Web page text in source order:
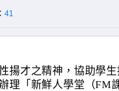
41
揚才之精神，協助學
理「新鮮人學堂（FM